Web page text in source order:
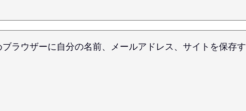
ラウザーに自分の名前、メールアドレス、サイトを保存す